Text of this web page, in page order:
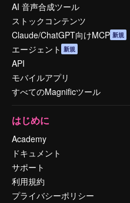
AI 音声合成ツール
ストックコンテンツ
Claude/ChatGPT向けMCP 新規
エージェント 新規
API
モバイルアプリ
すべてのMagnificツール
はじめに
Academy
ドキュメント
サポート
利用規約
プライバシーポリシー